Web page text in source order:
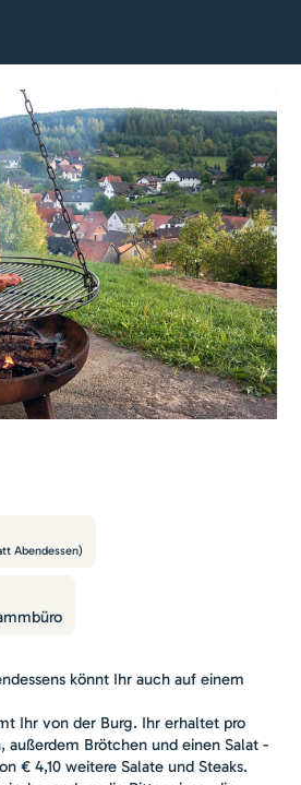
Abendessen)
könnt Ihr auch auf einem
Ihr von der Burg. Ihr erhaltet pro
außerdem Brötchen und einen Salat -
€ 4,10 weitere Salate und Steaks.